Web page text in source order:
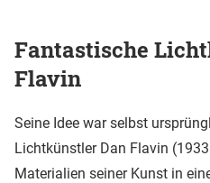
Fantastische
Flavin
Seine Idee war selbst
Lichtkünstler Dan Flavin
Materialien seiner Kunst in